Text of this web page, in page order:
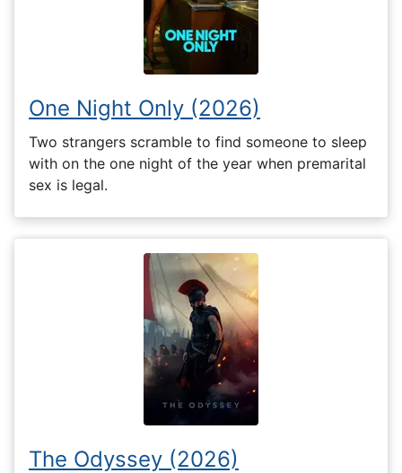
One Night Only (2026)
Two strangers scramble to find someone to sleep
with on the one night of the year when premarital
sex is legal.
The Odyssey (2026)